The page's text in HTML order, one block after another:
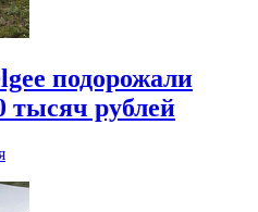
подорожали
тысяч рублей